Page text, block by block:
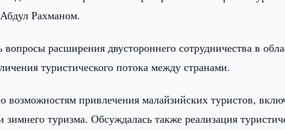
Рахманом.
расширения двустороннего сотрудничества в
туристического потока между странами.
возможностям привлечения малайзийских туристов,
зимнего туризма. Обсуждалась также реализация